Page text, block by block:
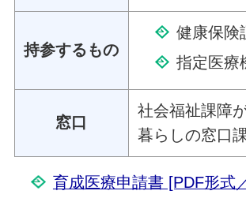
持参するもの
健康保険
指定医療
窓口
社会福祉課障
暮らしの窓口
育成医療申請書 [PDF形式